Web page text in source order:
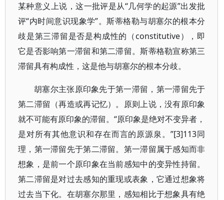
某种意义上说，这一批评是从“几何学的起源”出发批
评“内时间意识现象学”。斯蒂格勒与胡塞尔的根本分
歧是第三滞留是否是构成性的（constitutive），即
它是否影响第一滞留和第二滞留。斯蒂格勒宣称第三
滞留具有构成性，这是他与胡塞尔的根本分歧。
胡塞尔主张原印象先于第一滞留，第一滞留先于
第二滞留（再造或再记忆）。原则上说，没有原印象
就不可能有原印象的滞留。“原印象是绝对不变异者，
是对所有其他意识和存在而言的原源泉。”[3]113同
理，第一滞留先于第二滞留。第一滞留属于感知而非
想象，是前一个原印象在当前感知中的变异性持留。
第二滞留是对过去感知的重现或表象，它通过想象将
过去当下化。在胡塞尔那里，感知相比于想象具有绝